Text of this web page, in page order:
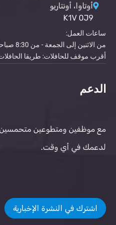
أوتاوا، أونتاريو
K1V 0J9
ساعات العمل:
من الاثنين إلى الجمعة - من 8:30 صباحاً إلى 4:30 مساءً
أقرب موقف للحافلات: طريقا الحافلات 92،
الدعم
مع موظفين ومتطوعين
لدعمك في أي وقت.
اشترك في النشرة الإخبارية